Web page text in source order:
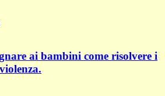
ai bambini come risolvere i